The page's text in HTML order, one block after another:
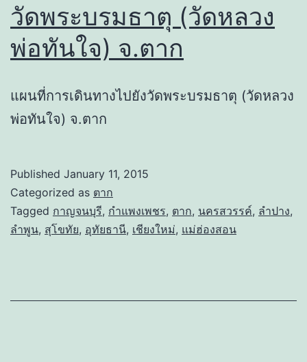
วัดพระบรมธาตุ (วัดหลวง
พ่อทันใจ) จ.ตาก
แผนที่การเดินทางไปยังวัดพระบรมธาตุ (วัดหลวง
พ่อทันใจ) จ.ตาก
Published January 11, 2015
Categorized as ตาก
Tagged กาญจนบุรี, กำแพงเพชร, ตาก, นครสวรรค์, ลำปาง,
ลำพูน, สุโขทัย, อุทัยธานี, เชียงใหม่, แม่ฮ่องสอน